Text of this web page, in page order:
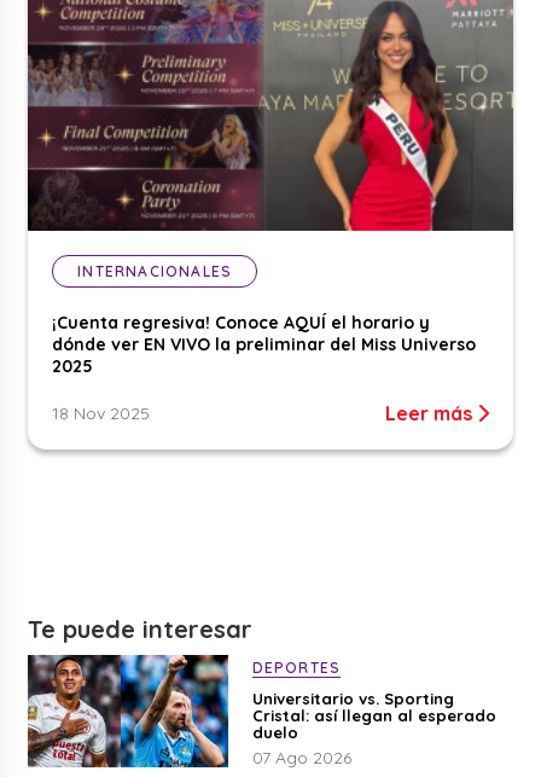
INTERNACIONALES
¡Cuenta regresiva! Conoce AQUÍ el horario y
dónde ver EN VIVO la preliminar del Miss Universo
2025
18 Nov 2025 Leer más
Te puede interesar
DEPORTES
Universitario vs. Sporting
Cristal: así llegan al esperado
duelo
07 Ago 2026